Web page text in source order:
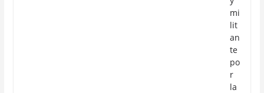
mi
lit
an
te
po
r
la